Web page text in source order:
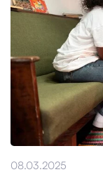
08.03.2025